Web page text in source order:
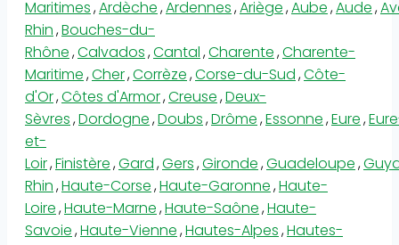
Maritimes,Ardèche,Ardennes,Ariège,Aube,Aude,
Rhin,Bouches-du-
Rhône,Calvados,Cantal,Charente,Charente-
Maritime,Cher,Corrèze,Corse-du-Sud,Côte-
d'Or,Côtes d'Armor,Creuse,Deux-
Sèvres,Dordogne,Doubs,Drôme,Essonne,Eure,
et-
Loir,Finistère,Gard,Gers,Gironde,Guadeloupe,
Rhin,Haute-Corse,Haute-Garonne,Haute-
Loire,Haute-Marne,Haute-Saône,Haute-
Savoie,Haute-Vienne,Hautes-Alpes,Hautes-